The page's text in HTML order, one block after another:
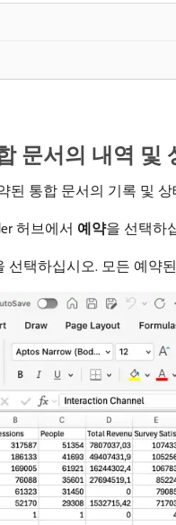
문서의 내역 및
된 통합 문서의 기록 및
허브에서 예약을 선택하
선택하십시오. 모든 예약